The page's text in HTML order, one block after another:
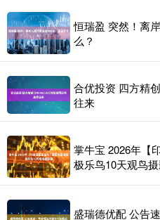
恒瑞盈 突然！离
么？
合优投资 四方精
往来
掌牛宝 2026年【
极乐鸟10天观鸟
盛瑞德优配 公告